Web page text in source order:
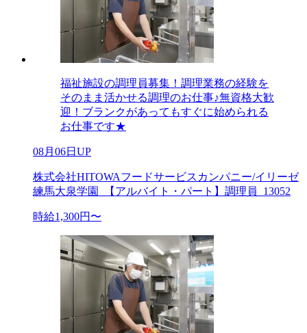
福祉施設の調理員募集！調理業務の経験を
そのまま活かせる調理のお仕事♪無資格大歓
迎！ブランクがあってもすぐに始められる
お仕事です★
08月06日UP
株式会社HITOWAフードサービスカンパニー/イリーゼ
練馬大泉学園_【アルバイト・パート】調理員_13052
時給1,300円〜